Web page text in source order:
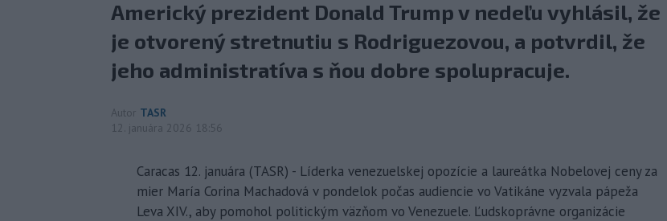
Americký prezident Donald Trump v nedeľu vyhlásil, že
je otvorený stretnutiu s Rodriguezovou, a potvrdil, že
jeho administratíva s ňou dobre spolupracuje.
Autor TASR
12. januára 2026 18:56
Caracas 12. januára (TASR) - Líderka venezuelskej opozície a laureátka Nobelovej ceny za
mier María Corina Machadová v pondelok počas audiencie vo Vatikáne vyzvala pápeža
Leva XIV., aby pomohol politickým väzňom vo Venezuele. Ľudskoprávne organizácie